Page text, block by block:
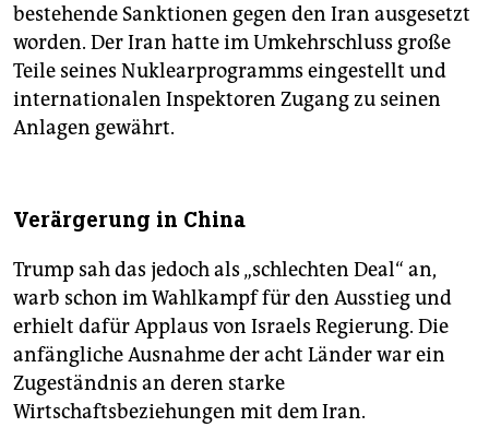
bestehende Sanktionen gegen den Iran ausgesetzt
worden. Der Iran hatte im Umkehrschluss große
Teile seines Nuklearprogramms eingestellt und
internationalen Inspektoren Zugang zu seinen
Anlagen gewährt.
Verärgerung in China
Trump sah das jedoch als „schlechten Deal“ an,
warb schon im Wahlkampf für den Ausstieg und
erhielt dafür Applaus von Israels Regierung. Die
anfängliche Ausnahme der acht Länder war ein
Zugeständnis an deren starke
Wirtschaftsbeziehungen mit dem Iran.